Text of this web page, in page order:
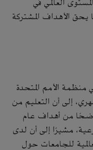
العالمي في
يحق الأهداف المشتركة
منظمة الأمم المتحدة
إلى أن التعليم من
من أهداف عام
مشيرًا إلى أن لدى
للجامعات حول